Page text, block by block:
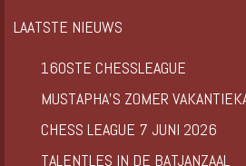
LAATSTE NIEUWS
160STE CHESSLEAGUE
MUSTAPHA’S ZOMER
CHESS LEAGUE 7 JUNI 2026
TALENTLES IN DE BATJANZAAL